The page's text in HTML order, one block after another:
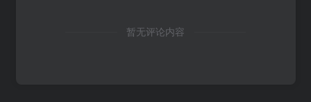
暂无评论内容